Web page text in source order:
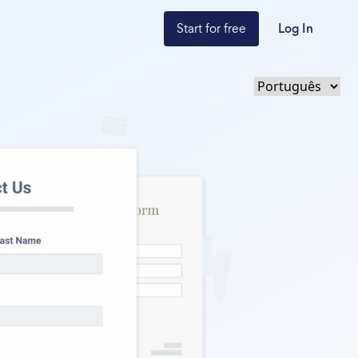
Start for free Log In